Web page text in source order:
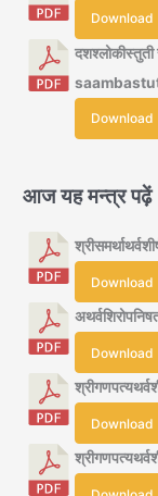
Download
Download
आज यह मन्त्र पढ़ें
Download
Download
Download